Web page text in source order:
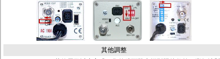
其他調整